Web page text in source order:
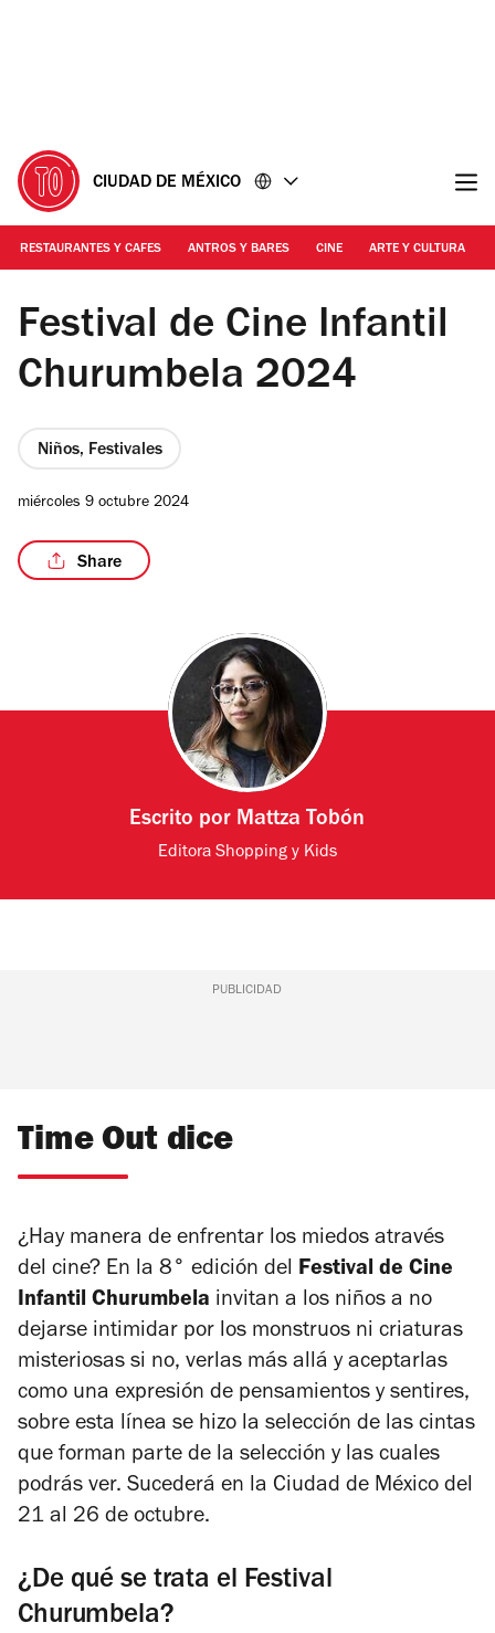
CIUDAD DE MÉXICO
RESTAURANTES Y CAFES ANTROS Y BARES CINE ARTE Y CULTURA
Foto: Cortesía producción
Festival de Cine Infantil
Churumbela 2024
Niños, Festivales
miércoles 9 octubre 2024
Share
Escrito por Mattza Tobón
Editora Shopping y Kids
PUBLICIDAD
Time Out dice
¿Hay manera de enfrentar los miedos através
del cine? En la 8° edición del Festival de Cine
Infantil Churumbela invitan a los niños a no
dejarse intimidar por los monstruos ni criaturas
misteriosas si no, verlas más allá y aceptarlas
como una expresión de pensamientos y sentires,
sobre esta línea se hizo la selección de las cintas
que forman parte de la selección y las cuales
podrás ver. Sucederá en la Ciudad de México del
21 al 26 de octubre.
¿De qué se trata el Festival
Churumbela?